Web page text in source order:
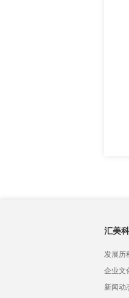
汇美科
发展历
企业文
新闻动